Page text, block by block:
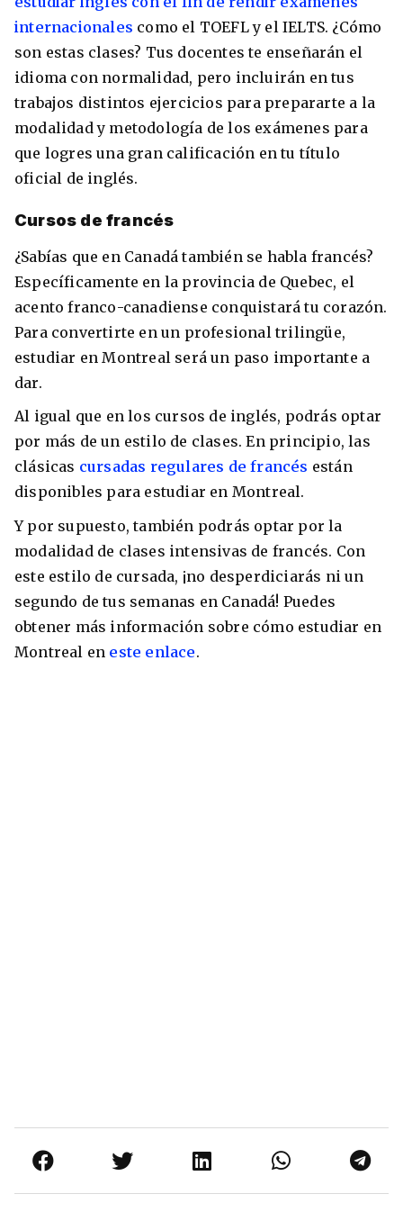
internacionales como el TOEFL y el IELTS. ¿Cómo
son estas clases? Tus docentes te enseñarán el
idioma con normalidad, pero incluirán en tus
trabajos distintos ejercicios para prepararte a la
modalidad y metodología de los exámenes para
que logres una gran calificación en tu título
oficial de inglés.
Cursos de francés
¿Sabías que en Canadá también se habla francés?
Específicamente en la provincia de Quebec, el
acento franco-canadiense conquistará tu corazón.
Para convertirte en un profesional trilingüe,
estudiar en Montreal será un paso importante a
dar.
Al igual que en los cursos de inglés, podrás optar
por más de un estilo de clases. En principio, las
clásicas cursadas regulares de francés están
disponibles para estudiar en Montreal.
Y por supuesto, también podrás optar por la
modalidad de clases intensivas de francés. Con
este estilo de cursada, ¡no desperdiciarás ni un
segundo de tus semanas en Canadá! Puedes
obtener más información sobre cómo estudiar en
Montreal en este enlace.